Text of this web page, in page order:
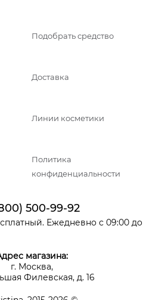
Подобрать средство
Доставка
Линии косметики
Политика
конфиденциальности
500-99-92
Ежедневно с 09:00 до
магазина:
г. Москва,
Филевская, д. 16